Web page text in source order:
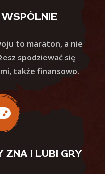
to maraton, a nie
spodziewać się
także finansowo.
ZNA I LUBI GRY